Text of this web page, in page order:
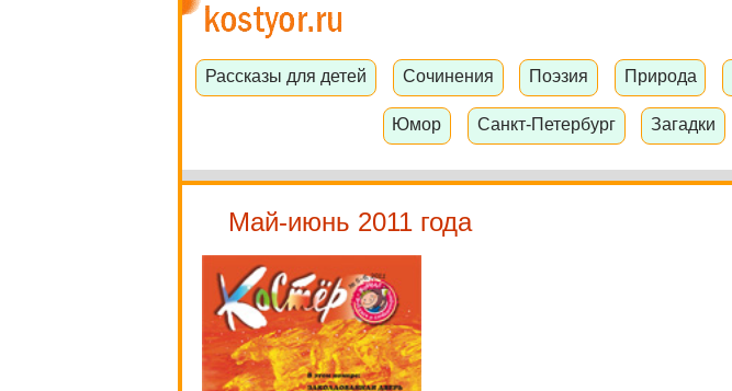
Рассказы для детей Сочинения Поэзия Природа
Юмор Санкт-Петербург Загадки
Май-июнь 2011 года